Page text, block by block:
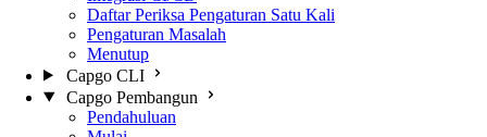
Daftar Periksa Pengaturan Satu Kali
Pengaturan Masalah
Menutup
Capgo CLI
Capgo Pembangun
Pendahuluan